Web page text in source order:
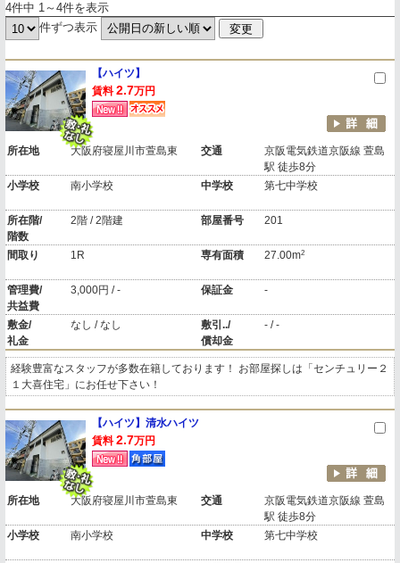
4件中 1～4件を表示
件ずつ表示
【ハイツ】
賃料 2.7万円
所在地 大阪府寝屋川市萱島東 交通
京阪電気鉄道京阪線 萱島
駅 徒歩8分
小学校
南小学校 中学校 第七中学校
所在階/
階数
2階 / 2階建 部屋番号 201
間取り 1R 専有面積 27.00m2
管理費/
共益費
3,000円 / - 保証金 -
敷金/
礼金
なし / なし
敷引../
償却金
- / -
経験豊富なスタッフが多数在籍しております！ お部屋探しは「センチュリー２
１大喜住宅」にお任せ下さい！
【ハイツ】清水ハイツ
賃料 2.7万円
所在地 大阪府寝屋川市萱島東 交通
京阪電気鉄道京阪線 萱島
駅 徒歩8分
小学校
南小学校 中学校 第七中学校